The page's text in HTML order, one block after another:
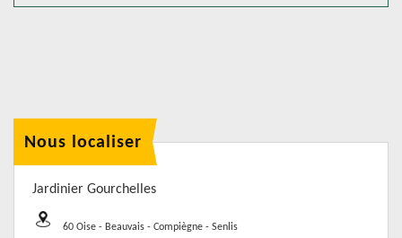
Nous localiser
Jardinier Gourchelles
60 Oise - Beauvais - Compiègne - Senlis